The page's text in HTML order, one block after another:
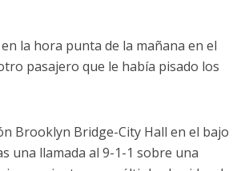
la hora punta de la mañana en el
pasajero que le había pisado los
Brooklyn Bridge-City Hall en el bajo
una llamada al 9-1-1 sobre una